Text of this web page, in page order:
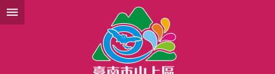
跳到主要內容區塊